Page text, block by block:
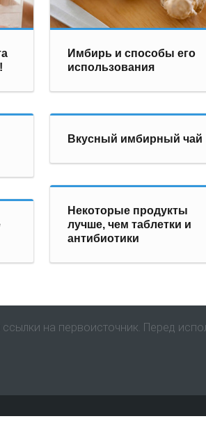
Имбирь и способы его
использования
Вкусный имбирный чай
Некоторые продукты
лучше, чем таблетки и
антибиотики
на первоисточник. Перед